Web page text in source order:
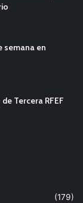
semana en
Tercera RFEF
(179)